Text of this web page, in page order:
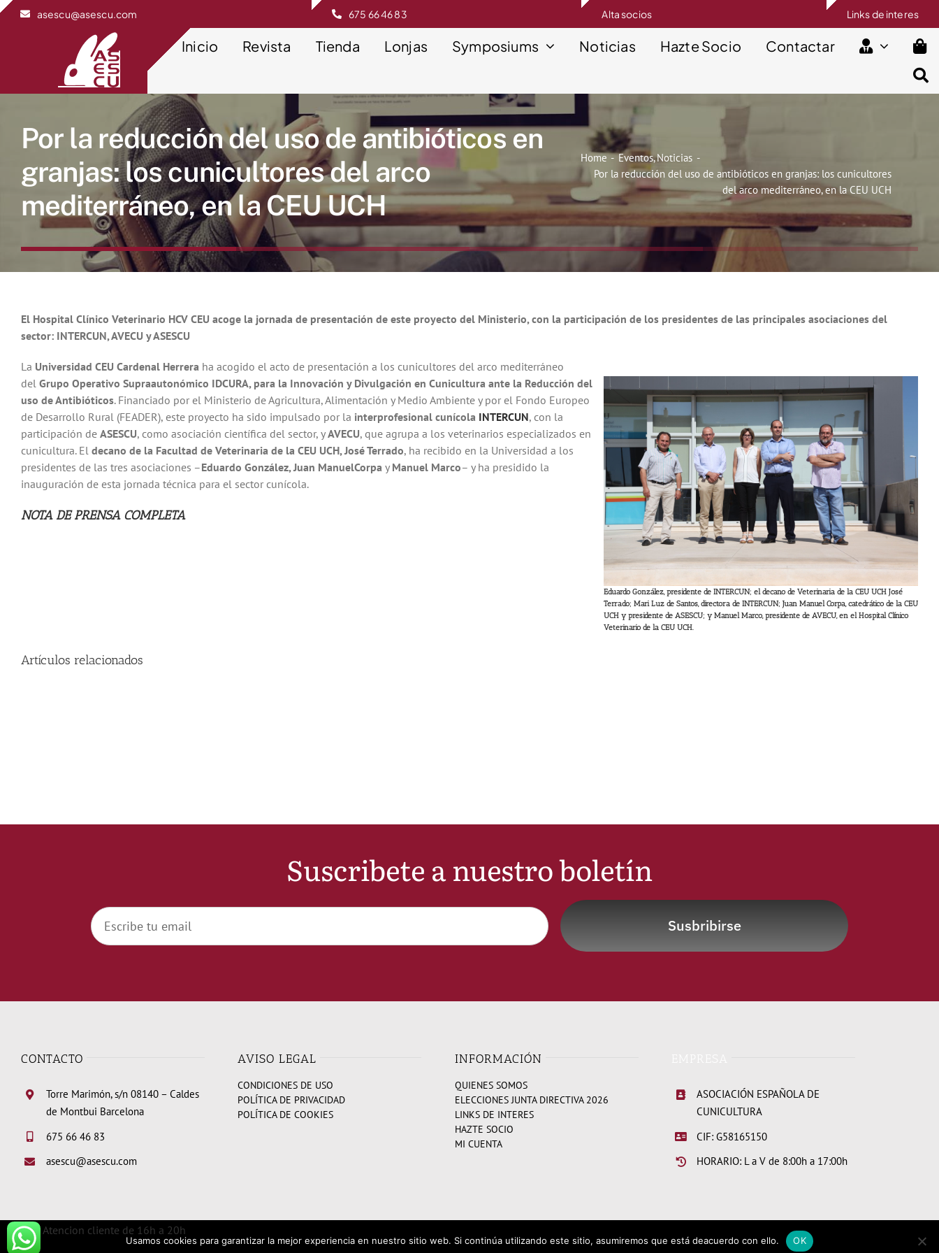
Saltar
asescu@asescu.com 675 66 46 83 Alta socios Links de interes
Inicio Revista Tienda Lonjas Symposiums Noticias Hazte Socio Contactar
Por la reducción del uso de antibióticos en
granjas: los cunicultores del arco
mediterráneo, en la CEU UCH
Home Eventos Noticias
Por la reducción del uso de antibióticos en granjas: los cunicultores
del arco mediterráneo, en la CEU UCH
El Hospital Clínico Veterinario HCV CEU acoge la jornada de presentación de este proyecto del Ministerio, con la participación de los presidentes de las principales asociaciones del
sector: INTERCUN, AVECU y ASESCU
Eduardo González, presidente de INTERCUN; el decano de Veterinaria de la CEU UCH José
Terrado; Mari Luz de Santos, directora de INTERCUN; Juan Manuel Corpa, catedrático de la CEU
UCH y presidente de ASESCU; y Manuel Marco, presidente de AVECU, en el Hospital Clínico
Veterinario de la CEU UCH.
La Universidad CEU Cardenal Herrera ha acogido el acto de presentación a los cunicultores del arco mediterráneo
del Grupo Operativo Supraautonómico IDCURA, para la Innovación y Divulgación en Cunicultura ante la Reducción del
uso de Antibióticos. Financiado por el Ministerio de Agricultura, Alimentación y Medio Ambiente y por el Fondo Europeo
de Desarrollo Rural (FEADER), este proyecto ha sido impulsado por la interprofesional cunícola INTERCUN, con la
participación de ASESCU, como asociación científica del sector, yAVECU, que agrupa a los veterinarios especializados en
cunicultura. El decano de la Facultad de Veterinaria de la CEU UCH, José Terrado, ha recibido en la Universidad a los
presidentes de las tres asociaciones –Eduardo González, Juan ManuelCorpa y Manuel Marco– y ha presidido la
inauguración de esta jornada técnica para el sector cunícola.
NOTA DE PRENSA COMPLETA
Artículos relacionados
Suscribete a nuestro boletín
Susbribirse
CONTACTO
Torre Marimón, s/n 08140 – Caldes
de Montbui Barcelona
675 66 46 83
asescu@asescu.com
AVISO LEGAL
CONDICIONES DE USO
POLÍTICA DE PRIVACIDAD
POLÍTICA DE COOKIES
INFORMACIÓN
QUIENES SOMOS
ELECCIONES JUNTA DIRECTIVA 2026
LINKS DE INTERES
HAZTE SOCIO
MI CUENTA
ASOCIACIÓN ESPAÑOLA DE
CUNICULTURA
CIF: G58165150
HORARIO: L a V de 8:00h a 17:00h
Atencion cliente de 16h a 20h
Usamos cookies para garantizar la mejor experiencia en nuestro sitio web. Si continúa utilizando este sitio, asumiremos que está deacuerdo con ello. OK